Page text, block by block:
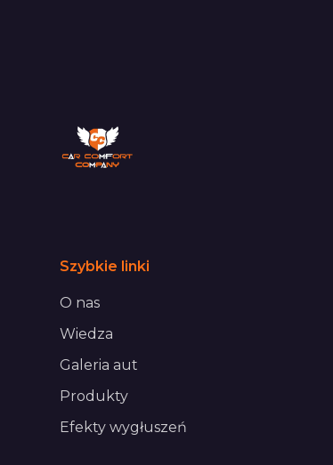
Szybkie linki
O nas
Wiedza
Galeria aut
Produkty
Efekty wygłuszeń